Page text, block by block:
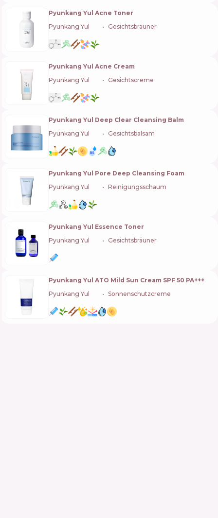
Pyunkang Yul Acne Toner
Pyunkang Yul
Gesichtsbräuner
Pyunkang Yul Acne Cream
Pyunkang Yul
Gesichtscreme
Pyunkang Yul Deep Clear Cleansing Balm
Pyunkang Yul
Gesichtsbalsam
Pyunkang Yul Pore Deep Cleansing Foam
Pyunkang Yul
Reinigungsschaum
Pyunkang Yul Essence Toner
Pyunkang Yul
Gesichtsbräuner
Pyunkang Yul ATO Mild Sun Cream SPF 50 PA+++
Pyunkang Yul
Sonnenschutzcreme